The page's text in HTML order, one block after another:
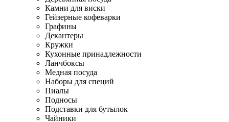
Камни для виски
Гейзерные кофеварки
Графины
Декантеры
Кружки
Кухонные принадлежности
Ланчбоксы
Медная посуда
Наборы для специй
Пиалы
Подносы
Подставки для бутылок
Чайники